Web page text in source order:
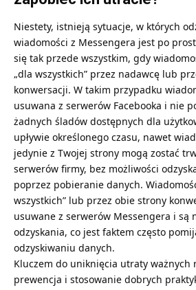
Niestety, istnieją sytuacje, w których
wiadomości z Messengera jest po
się tak przede wszystkim, gdy
„dla wszystkich” przez nadawcę lub
konwersacji. W takim przypadku
usuwana z serwerów Facebooka i nie
żadnych śladów dostępnych dla
upływie określonego czasu, nawet
jedynie z Twojej strony mogą zostać
serwerów firmy, bez możliwości
poprzez pobieranie danych.
wszystkich” lub przez obie strony
usuwane z serwerów Messengera i są
odzyskania, co jest faktem często
odzyskiwaniu danych.
Kluczem do uniknięcia utraty ważnych
prewencja i stosowanie dobrych